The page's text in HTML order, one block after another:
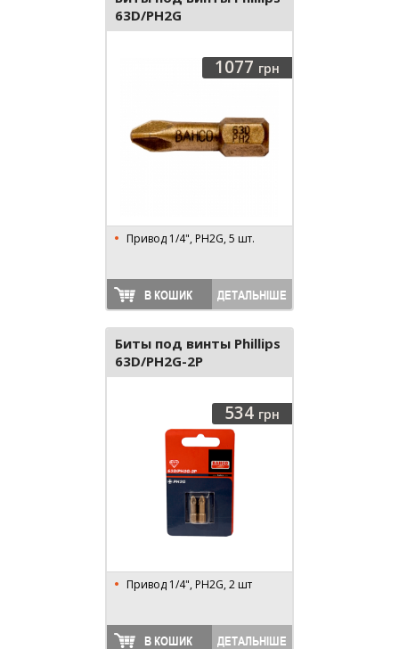
63D/PH2G
1077 грн
Привод 1/4", PH2G, 5 шт.
В КОШИК ДЕТАЛЬНІШЕ
Биты под винты Phillips
63D/PH2G-2P
534 грн
Привод 1/4", PH2G, 2 шт
В КОШИК ДЕТАЛЬНІШЕ